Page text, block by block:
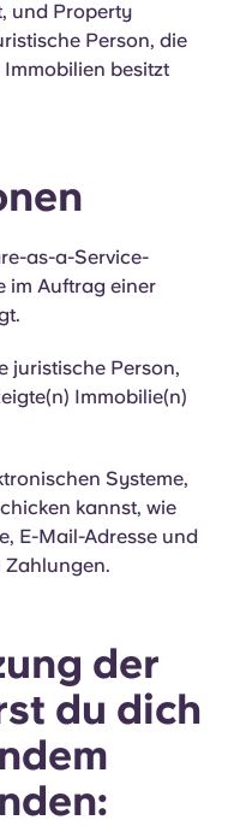
und Property
Person, die
besitzt
as-a-Service-
im Auftrag einer
juristische Person,
Immobilie(n)
Systeme,
kannst, wie
E-Mail-Adresse und
der
du dich